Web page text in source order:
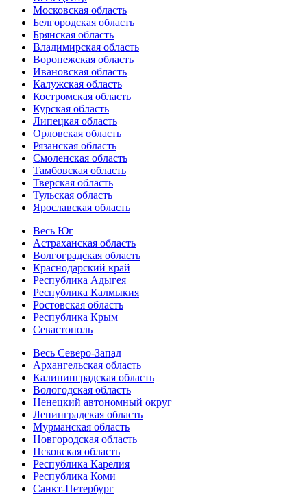
Московская область
Белгородская область
Брянская область
Владимирская область
Воронежская область
Ивановская область
Калужская область
Костромская область
Курская область
Липецкая область
Орловская область
Рязанская область
Смоленская область
Тамбовская область
Тверская область
Тульская область
Ярославская область
Весь Юг
Астраханская область
Волгоградская область
Краснодарский край
Республика Адыгея
Республика Калмыкия
Ростовская область
Республика Крым
Севастополь
Весь Северо-Запад
Архангельская область
Калининградская область
Вологодская область
Ненецкий автономный округ
Ленинградская область
Мурманская область
Новгородская область
Псковская область
Республика Карелия
Республика Коми
Санкт-Петербург